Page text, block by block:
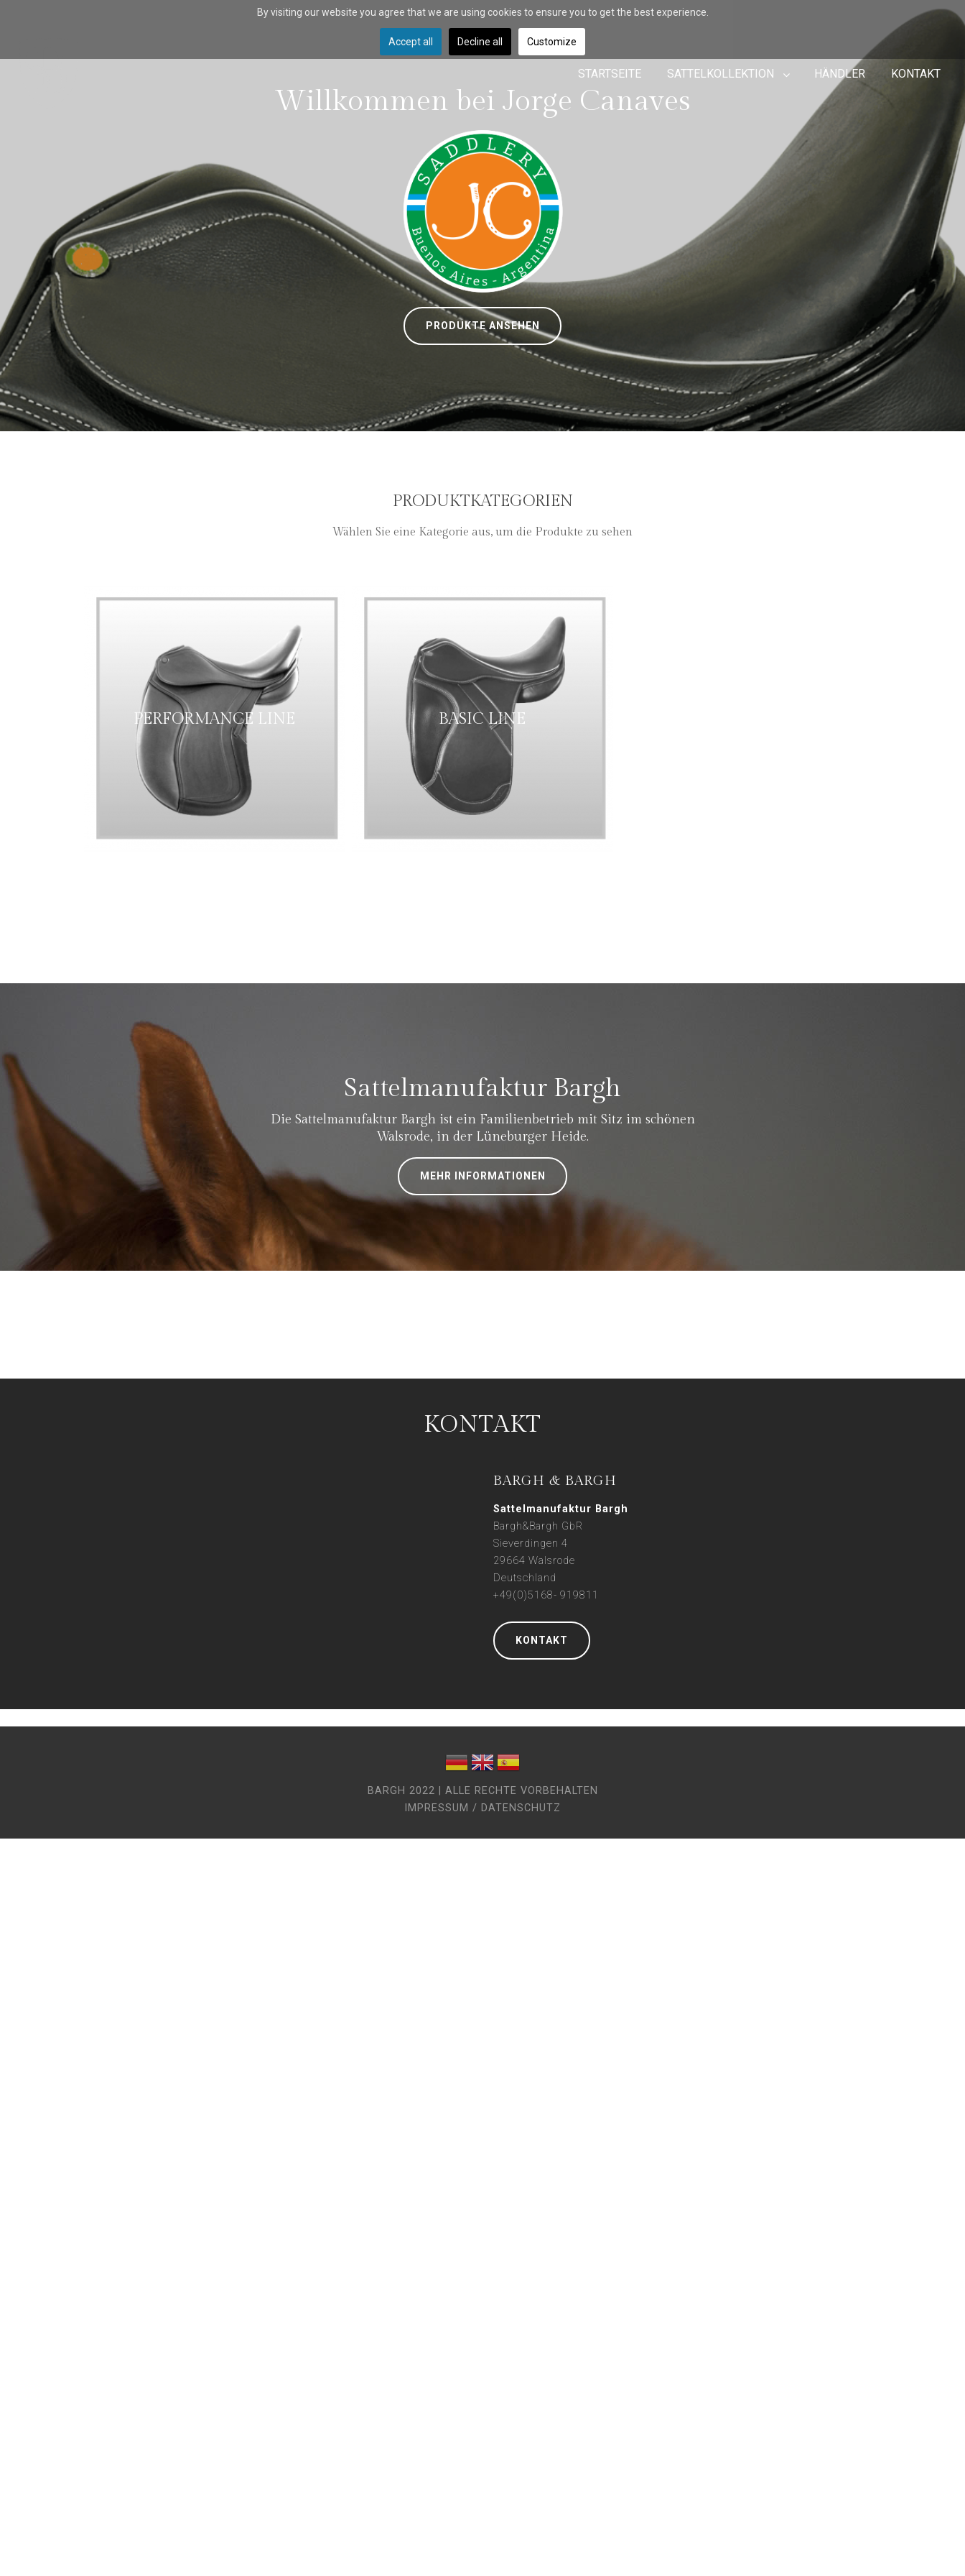
STARTSEITE SATTELKOLLEKTION HÄNDLER KONTAKT
Willkommen bei Jorge Canaves
PRODUKTE ANSEHEN
PRODUKTKATEGORIEN
Wählen Sie eine Kategorie aus, um die Produkte zu sehen
PERFORMANCE LINE BASIC LINE
Sattelmanufaktur Bargh
Die Sattelmanufaktur Bargh ist ein Familienbetrieb mit Sitz im schönen
Walsrode, in der Lüneburger Heide.
MEHR INFORMATIONEN
KONTAKT
BARGH & BARGH
Sattelmanufaktur Bargh
Bargh&Bargh GbR
Sieverdingen 4
29664 Walsrode
Deutschland
+49(0)5168- 919811
KONTAKT
BARGH 2022 | ALLE RECHTE VORBEHALTEN
IMPRESSUM / DATENSCHUTZ
By visiting our website you agree that we are using cookies to ensure you to get the best experience.
Accept all Decline all Customize